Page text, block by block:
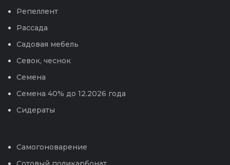
Репеллент
Рассада
Садовая мебель
Севок, чеснок
Семена
Семена 40% до 12.2026 года
Сидераты
Самогоноварение